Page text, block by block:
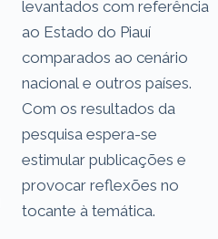
levantados com referência
ao Estado do Piauí
comparados ao cenário
nacional e outros países.
Com os resultados da
pesquisa espera-se
estimular publicações e
provocar reflexões no
tocante à temática.